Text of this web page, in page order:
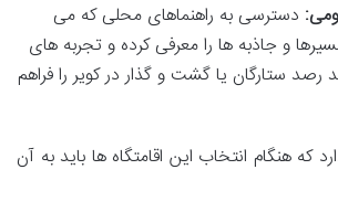
دسترسی به راهنماهای محلی که می
و جاذبه ها را معرفی کرده و تجربه های
رصد ستارگان یا گشت و گذار در کویر را فراهم
که هنگام انتخاب این اقامتگاه ها باید به آن